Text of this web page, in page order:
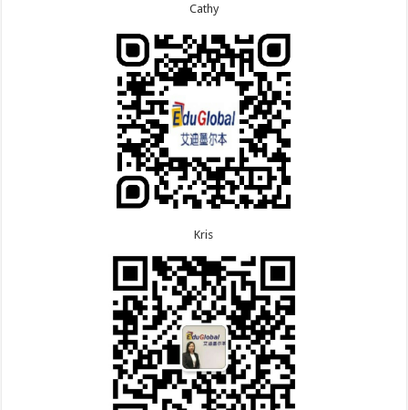
8.5恭喜江苏的杨女士190技术移民签证顺利下签！
8.3恭喜黑龙江的刘女士864父母签证顺利下签！
8.3恭喜天津的陈同学和妈妈590+500学生签证顺利
7.13恭喜广东的邓同学500学生签证顺利下签！
7.9恭喜广东的喻同学500学生签证顺利下签！
7.8恭喜黑龙江的刘女士600旅游签证顺利下签，三年
7.7恭喜北京的王先生和孩子600旅游签证顺利下签，
Cathy
Kris